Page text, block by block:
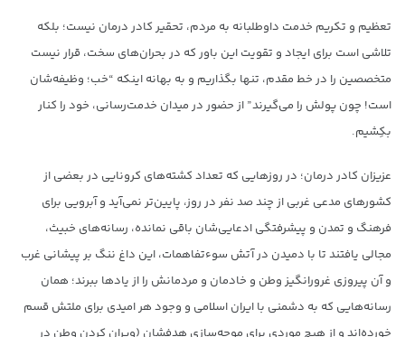
تعظیم و تکریم خدمت داوطلبانه به مردم، تحقیر کادر درمان نیست؛ بلکه
تلاشی است برای ایجاد و تقویت این باور که در بحران‌های سخت، قرار نیست
متخصصین را در خط مقدم، تنها بگذاریم و به بهانه اینکه “خب؛ وظیفه‌شان
است! چون پولش را می‌گیرند” از حضور در میدان خدمت‌رسانی، خود را کنار
بکِشیم.
عزیزان کادر درمان؛ در روزهایی که تعداد کشته‌های کرونایی در بعضی از
کشورهای مدعی غربی از چند صد نفر در روز، پایین‌تر نمی‌آید و آبرویی برای
فرهنگ و تمدن و پیشرفتگی ادعایی‌شان باقی نمانده، رسانه‌های خبیث،
مجالی یافتند تا با دمیدن در آتش سوءتفاهمات، این داغ ننگ بر پیشانی غرب
و آن پیروزی غرورانگیز وطن و خادمان و مردمانش را از یادها ببرند؛ همان
رسانه‌هایی که به دشمنی با ایران اسلامی و وجود هر امیدی برای ملتش قسم